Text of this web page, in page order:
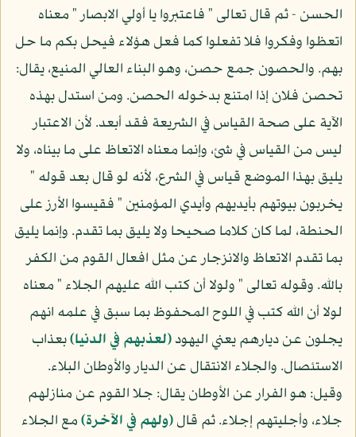
الحسن - ثم قال تعالى " فاعتبروا يا أولي الابصار " معناه
اتعظوا وفكروا فلا تفعلوا كما فعل هؤلاء فيحل بكم ما حل
بهم. والحصون جمع حصن، وهو البناء العالي المنيع، يقال:
تحصن فلان إذا امتنع بدخوله الحصن. ومن استدل بهذه
الآية على صحة القياس في الشريعة فقد أبعد. لأن الاعتبار
ليس من القياس في شئ، وإنما معناه الاتعاظ على ما بيناه، ولا
يليق بهذا الموضع قياس في الشرع، لأنه لو قال بعد قوله "
يخربون بيوتهم بأيديهم وأيدي المؤمنين " فقيسوا الأرز على
الحنطة، لما كان كلاما صحيحا ولا يليق بما تقدم. وإنما يليق
بما تقدم الاتعاظ والانزجار عن مثل افعال القوم من الكفر
بالله. وقوله تعالى " ولولا أن كتب الله عليهم الجلاء " معناه
لولا أن الله كتب في اللوح المحفوظ بما سبق في علمه انهم
يجلون عن ديارهم يعني اليهود(لعذبهم في الدنيا)بعذاب
الاستئصال. والجلاء الانتقال عن الديار والأوطان البلاء.
وقيل: هو الفرار عن الأوطان يقال: جلا القوم عن منازلهم
جلاء، وأجليتهم إجلاء. ثم قال(ولهم في الآخرة)مع الجلاء